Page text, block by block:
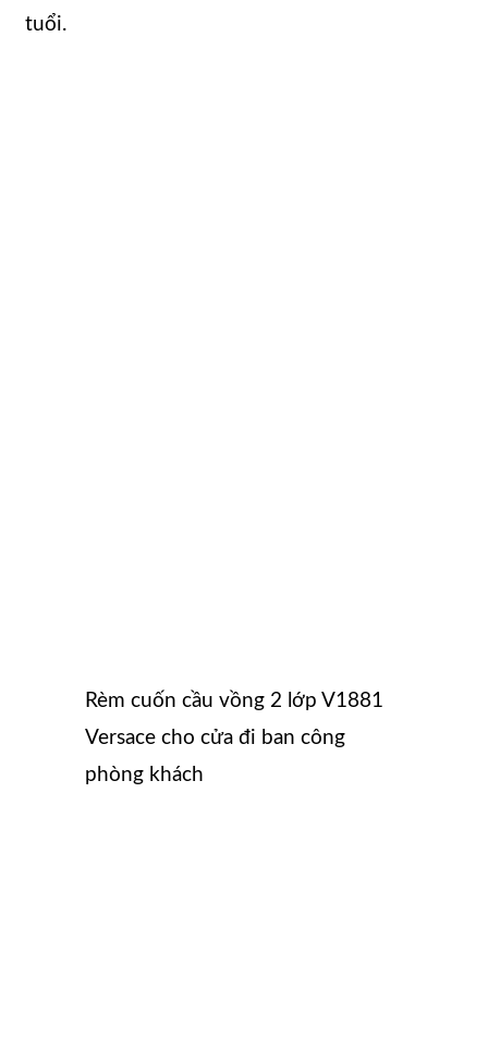
tuổi.
Rèm cuốn cầu vồng 2 lớp V1881
Versace cho cửa đi ban công
phòng khách